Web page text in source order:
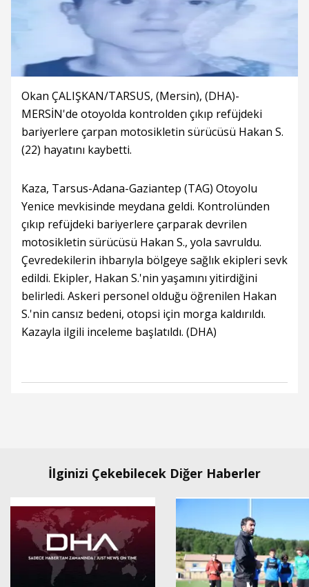
Okan ÇALIŞKAN/TARSUS, (Mersin), (DHA)-
MERSİN'de otoyolda kontrolden çıkıp refüjdeki
bariyerlere çarpan motosikletin sürücüsü Hakan S.
(22) hayatını kaybetti.
Kaza, Tarsus-Adana-Gaziantep (TAG) Otoyolu
Yenice mevkisinde meydana geldi. Kontrolünden
çıkıp refüjdeki bariyerlere çarparak devrilen
motosikletin sürücüsü Hakan S., yola savruldu.
Çevredekilerin ihbarıyla bölgeye sağlık ekipleri sevk
edildi. Ekipler, Hakan S.'nin yaşamını yitirdiğini
belirledi. Askeri personel olduğu öğrenilen Hakan
S.'nin cansız bedeni, otopsi için morga kaldırıldı.
Kazayla ilgili inceleme başlatıldı. (DHA)
İlginizi Çekebilecek Diğer Haberler